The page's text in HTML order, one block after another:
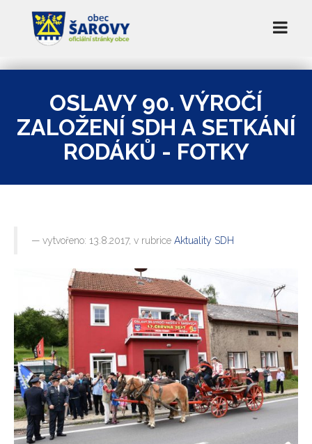
OSLAVY 90. VÝROČÍ
ZALOŽENÍ SDH A SETKÁNÍ
RODÁKŮ - FOTKY
vytvořeno: 13.8.2017, v rubrice Aktuality SDH